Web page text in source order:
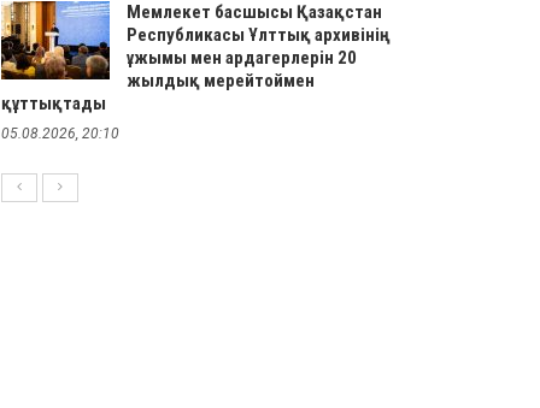
Мемлекет басшысы Қазақстан
Республикасы Ұлттық архивінің
ұжымы мен ардагерлерін 20
жылдық мерейтоймен
құттықтады
05.08.2026, 20:10